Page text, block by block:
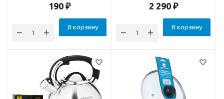
190₽
В корзину
2 290₽
В корзину